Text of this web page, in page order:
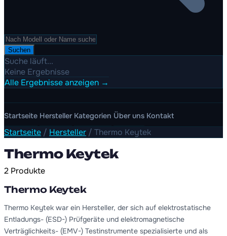
Suchen
Suche läuft...
Keine Ergebnisse
Alle Ergebnisse anzeigen →
Startseite Hersteller Kategorien Über uns Kontakt
Startseite / Hersteller / Thermo Keytek
Thermo Keytek
2 Produkte
Thermo Keytek
Thermo Keytek war ein Hersteller, der sich auf elektrostatische
Entladungs- (ESD-) Prüfgeräte und elektromagnetische
Verträglichkeits- (EMV-) Testinstrumente spezialisierte und als